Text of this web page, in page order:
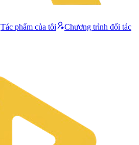
Tác phẩm của tôi Chương trình đối tác